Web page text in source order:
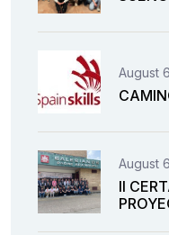
August
August
II